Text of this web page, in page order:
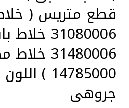
قطع متريس (
31080006
31480006
جروهى